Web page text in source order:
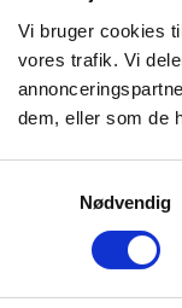
Vi bruger cookies
vores trafik. Vi
dem, eller som de
Nødvendig
– 3 mm. med en
Vægt